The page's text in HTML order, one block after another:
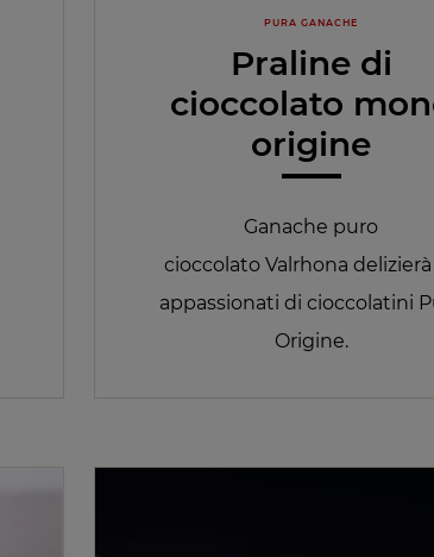
PURA GANACHE
Praline di
cioccolato
origine
Ganache puro
cioccolato Valrhona
appassionati di cioccolatini
Origine.